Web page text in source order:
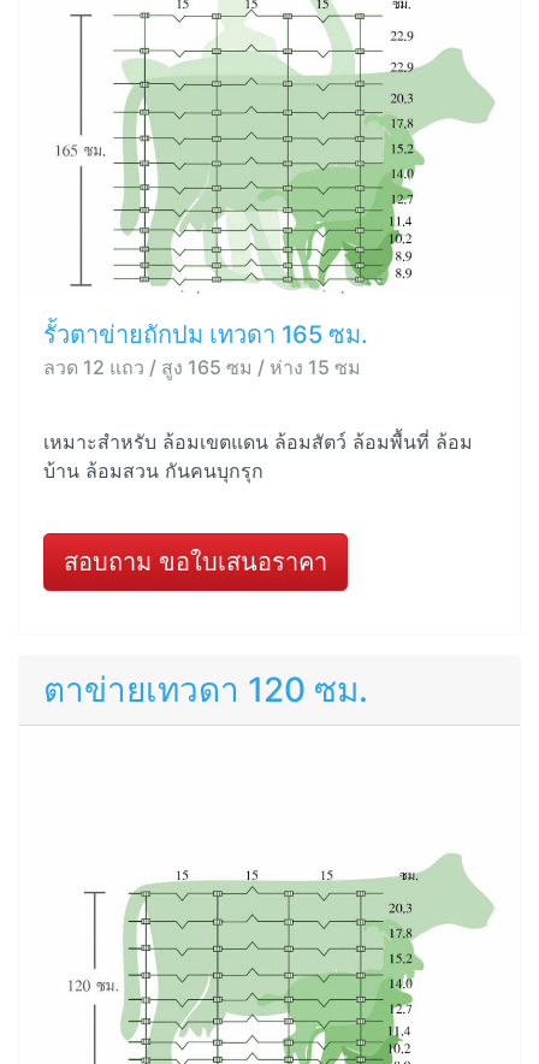
รั้วตาข่ายถักปม เทวดา 165 ซม.
ลวด 12 แถว / สูง 165 ซม / ห่าง 15 ซม
เหมาะสำหรับ ล้อมเขตแดน ล้อมสัตว์ ล้อมพื้นที่ ล้อม
บ้าน ล้อมสวน กันคนบุกรุก
สอบถาม ขอใบเสนอราคา
ตาข่ายเทวดา 120 ซม.